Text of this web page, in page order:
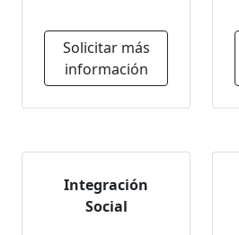
Solicitar más
información
Integración
Social